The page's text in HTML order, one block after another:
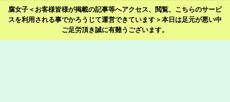
腐女子＜お客様皆様が掲載の記事等へアクセス、閲覧、こちらのサービ
スを利用される事でかろうじて運営できています＞本日は足元が悪い中
ご足労頂き誠に有難うございます。